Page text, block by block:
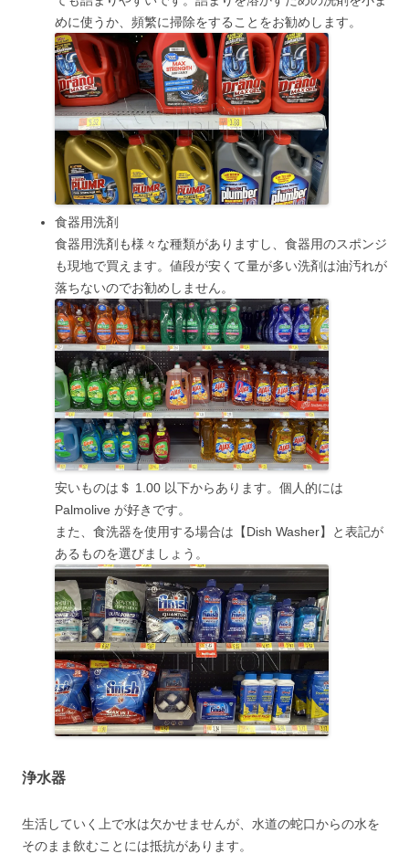
めに使うか、頻繁に掃除をすることをお勧めします。
食器用洗剤
食器用洗剤も様々な種類がありますし、食器用のスポンジ
も現地で買えます。値段が安くて量が多い洗剤は油汚れが
落ちないのでお勧めしません。
安いものは＄ 1.00 以下からあります。個人的には
Palmolive が好きです。
また、食洗器を使用する場合は【Dish Washer】と表記が
あるものを選びましょう。
浄水器
生活していく上で水は欠かせませんが、水道の蛇口からの水を
そのまま飲むことには抵抗があります。